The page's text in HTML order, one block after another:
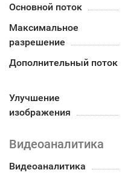
Основной поток
Максимальное
разрешение
Дополнительный поток
Улучшение
изображения
Видеоаналитика
Видеоаналитика